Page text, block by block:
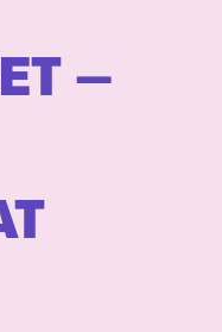
–